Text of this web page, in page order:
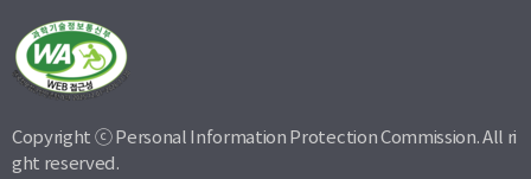
Copyright ⓒ Personal Information Protection Commission. All ri
ght reserved.